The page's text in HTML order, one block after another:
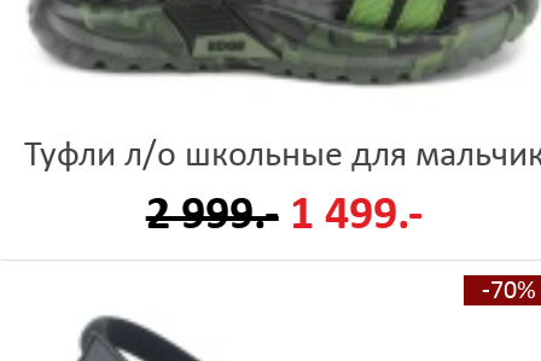
Туфли л/о школьные для
2 999.- 1 499.-
-70%